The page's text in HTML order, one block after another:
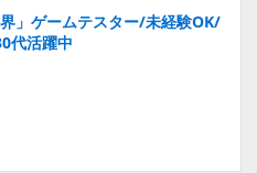
」ゲームテスター/未経験OK/
代活躍中